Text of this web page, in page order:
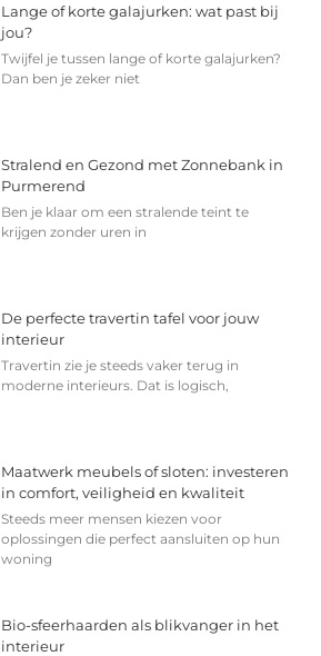
Lange of korte galajurken: wat past bij
jou?
Twijfel je tussen lange of korte galajurken?
Dan ben je zeker niet
Stralend en Gezond met Zonnebank in
Purmerend
Ben je klaar om een stralende teint te
krijgen zonder uren in
De perfecte travertin tafel voor jouw
interieur
Travertin zie je steeds vaker terug in
moderne interieurs. Dat is logisch,
Maatwerk meubels of sloten: investeren
in comfort, veiligheid en kwaliteit
Steeds meer mensen kiezen voor
oplossingen die perfect aansluiten op hun
woning
Bio-sfeerhaarden als blikvanger in het
interieur